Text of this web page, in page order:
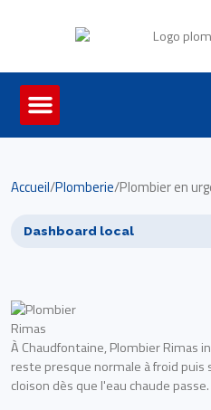
Accueil/Plomberie/Plombier en
Dashboard local
À Chaudfontaine, Plombier Rimas
reste presque normale à froid
cloison dès que l'eau chaude passe.